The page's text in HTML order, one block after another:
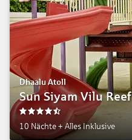
Dhaalu Atoll
Sun Siyam Vilu Reef
10 Nächte + Alles Inklusive